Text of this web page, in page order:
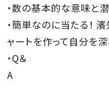
・数の基本的な意味と
・簡単なのに当たる！
ャートを作って自分を
・Q＆